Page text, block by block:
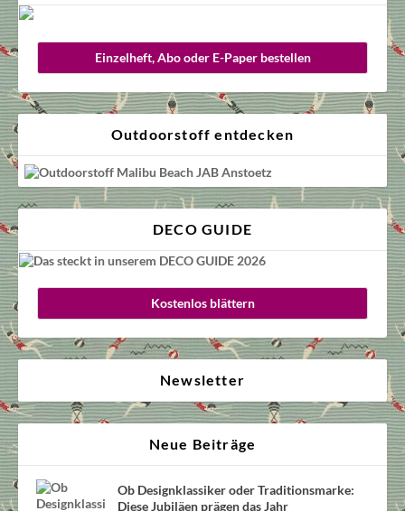
Einzelheft, Abo oder E-Paper bestellen
Outdoorstoff entdecken
DECO GUIDE
Kostenlos blättern
Newsletter
Neue Beiträge
Ob Designklassiker oder Traditionsmarke:
Diese Jubiläen prägen das Jahr